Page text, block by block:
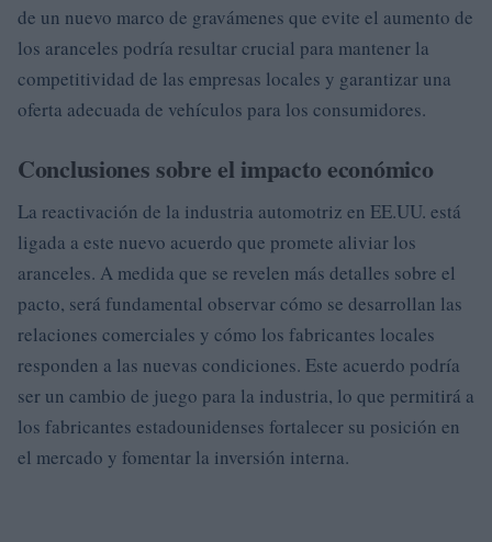
de un nuevo marco de gravámenes que evite el aumento de
los aranceles podría resultar crucial para mantener la
competitividad de las empresas locales y garantizar una
oferta adecuada de vehículos para los consumidores.
Conclusiones sobre el impacto económico
La reactivación de la industria automotriz en EE.UU. está
ligada a este nuevo acuerdo que promete aliviar los
aranceles. A medida que se revelen más detalles sobre el
pacto, será fundamental observar cómo se desarrollan las
relaciones comerciales y cómo los fabricantes locales
responden a las nuevas condiciones. Este acuerdo podría
ser un cambio de juego para la industria, lo que permitirá a
los fabricantes estadounidenses fortalecer su posición en
el mercado y fomentar la inversión interna.